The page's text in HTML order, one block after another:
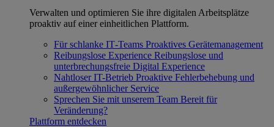
Verwalten und optimieren Sie ihre digitalen Arbeitsplätze
proaktiv auf einer einheitlichen Plattform.
Für schlanke IT‐Teams Proaktives Gerätemanagement
Reibungslose Experience Reibungslose und
unterbrechungsfreie Digital Experience
Nahtloser IT-Betrieb Proaktive Fehlerbehebung und
außergewöhnlicher Service
Sprechen Sie mit unserem Team Bereit für
Veränderung?
Plattform entdecken